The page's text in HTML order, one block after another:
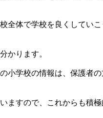
全体で学校を良くしてい
かります。
小学校の情報は、保護者
ますので、これからも積